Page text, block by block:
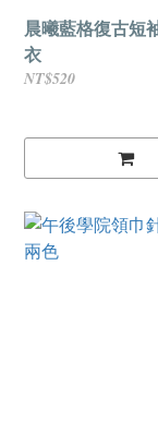
晨曦藍格復古短
衣
NT$520